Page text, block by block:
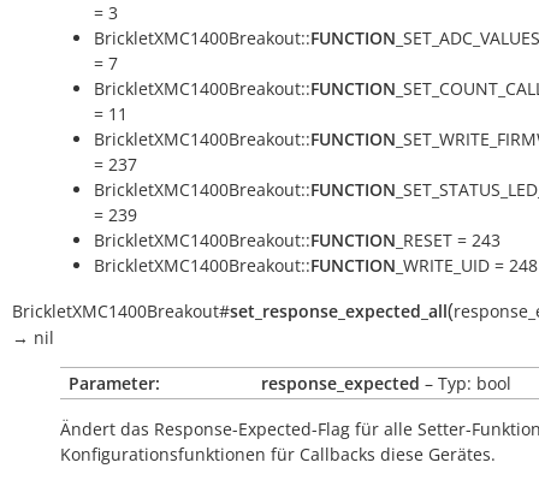
= 3
BrickletXMC1400Breakout::FUNCTION
= 7
BrickletXMC1400Breakout::FUNCTION
= 11
BrickletXMC1400Breakout::FUNCTION
= 237
BrickletXMC1400Breakout::FUNCTION
= 239
BrickletXMC1400Breakout::FUNCTION _RESET = 243
BrickletXMC1400Breakout::FUNCTION _WRITE_UID = 248
BrickletXMC1400Breakout#set_response_expected_all(
→ nil
Parameter:
response_expected – Typ: bool
Ändert das Response-Expected-Flag für alle Setter-
Konfigurationsfunktionen für Callbacks diese Gerätes.